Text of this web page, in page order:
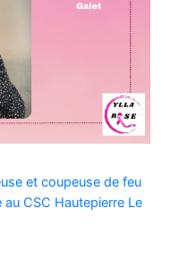
et coupeuse de feu
au CSC Hautepierre Le